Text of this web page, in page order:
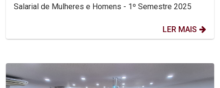
Salarial de Mulheres e Homens - 1º Semestre 2025
LER MAIS